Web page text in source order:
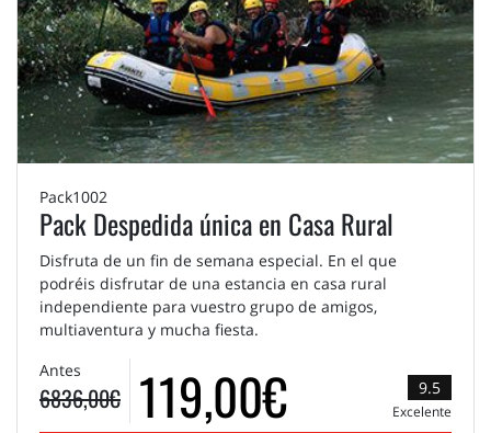
Pack1002
Pack Despedida única en Casa Rural
Disfruta de un fin de semana especial. En el que
podréis disfrutar de una estancia en casa rural
independiente para vuestro grupo de amigos,
multiaventura y mucha fiesta.
Antes
6836,00€ 119,00€ 9.5
Excelente